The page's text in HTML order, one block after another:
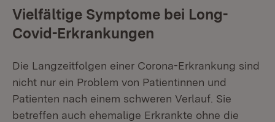
Vielfältige Symptome bei Long-
Covid-Erkrankungen
Die Langzeitfolgen einer Corona-Erkrankung sind
nicht nur ein Problem von Patientinnen und
Patienten nach einem schweren Verlauf. Sie
betreffen auch ehemalige Erkrankte ohne die